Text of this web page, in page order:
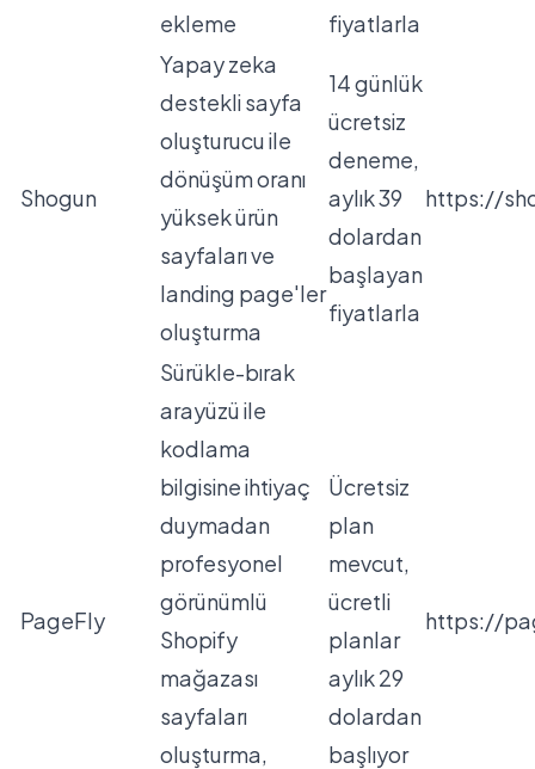
ekleme
fiyatlarla
Shogun
Yapay zeka
destekli sayfa
oluşturucu ile
dönüşüm oranı
yüksek ürün
sayfaları ve
landing page'ler
oluşturma
14 günlük
ücretsiz
deneme,
aylık 39
dolardan
başlayan
fiyatlarla
https://
PageFly
Sürükle-bırak
arayüzü ile
kodlama
bilgisine ihtiyaç
duymadan
profesyonel
görünümlü
Shopify
mağazası
sayfaları
oluşturma,
Ücretsiz
plan
mevcut,
ücretli
planlar
aylık 29
dolardan
başlıyor
https://